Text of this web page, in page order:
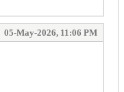
05-May-2026, 11:06 PM